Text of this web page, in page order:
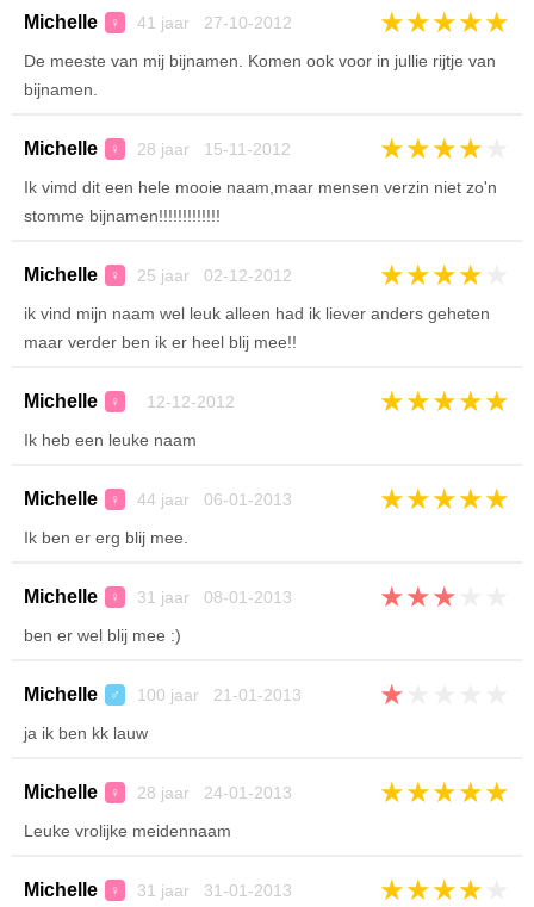
Michelle ♀ 41 jaar 27-10-2012 ★★★★★
De meeste van mij bijnamen. Komen ook voor in jullie rijtje van
bijnamen.
Michelle ♀ 28 jaar 15-11-2012 ★★★★
Ik vimd dit een hele mooie naam,maar mensen verzin niet zo'n
stomme bijnamen!!!!!!!!!!!!!
Michelle ♀ 25 jaar 02-12-2012 ★★★★
ik vind mijn naam wel leuk alleen had ik liever anders geheten
maar verder ben ik er heel blij mee!!
Michelle ♀ 12-12-2012 ★★★★★
Ik heb een leuke naam
Michelle ♀ 44 jaar 06-01-2013 ★★★★★
Ik ben er erg blij mee.
Michelle ♀ 31 jaar 08-01-2013 ★★★
ben er wel blij mee :)
Michelle ♂ 100 jaar 21-01-2013 ★
ja ik ben kk lauw
Michelle ♀ 28 jaar 24-01-2013 ★★★★★
Leuke vrolijke meidennaam
Michelle ♀ 31 jaar 31-01-2013 ★★★★